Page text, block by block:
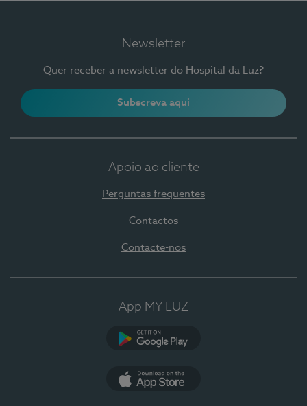
Newsletter
Quer receber a newsletter do Hospital da Luz?
Subscreva aqui
Apoio ao cliente
Perguntas frequentes
Contactos
Contacte-nos
App MY LUZ